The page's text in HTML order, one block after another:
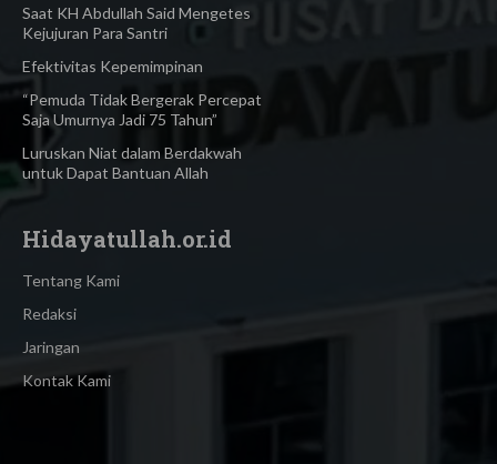
Saat KH Abdullah Said Mengetes
Kejujuran Para Santri
Efektivitas Kepemimpinan
“Pemuda Tidak Bergerak Percepat
Saja Umurnya Jadi 75 Tahun”
Luruskan Niat dalam Berdakwah
untuk Dapat Bantuan Allah
Hidayatullah.or.id
Tentang Kami
Redaksi
Jaringan
Kontak Kami